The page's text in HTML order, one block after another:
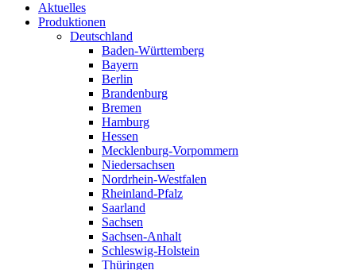
Aktuelles
Produktionen
Deutschland
Baden-Württemberg
Bayern
Berlin
Brandenburg
Bremen
Hamburg
Hessen
Mecklenburg-Vorpommern
Niedersachsen
Nordrhein-Westfalen
Rheinland-Pfalz
Saarland
Sachsen
Sachsen-Anhalt
Schleswig-Holstein
Thüringen